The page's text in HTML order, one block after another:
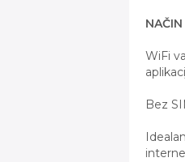
WiFi
Bez